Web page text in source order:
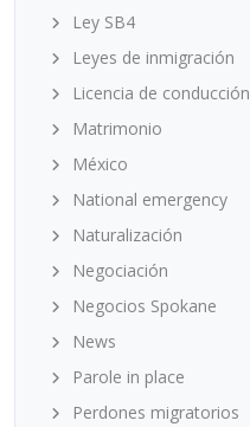
Ley SB4
Leyes de inmigración
Licencia de conducción
Matrimonio
México
National emergency
Naturalización
Negociación
Negocios Spokane
News
Parole in place
Perdones migratorios